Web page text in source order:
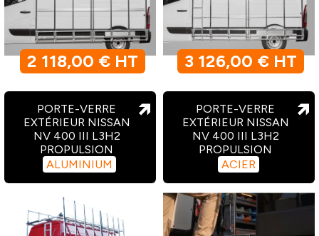
2 118,00 € HT
PORTE-VERRE
EXTÉRIEUR NISSAN
NV 400 III L3H2
PROPULSION
ALUMINIUM
3 126,00 € HT
PORTE-VERRE
EXTÉRIEUR NISSAN
NV 400 III L3H2
PROPULSION
ACIER